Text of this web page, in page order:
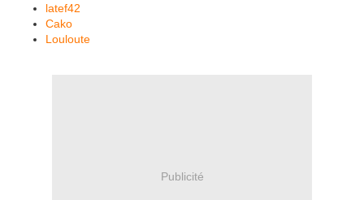
latef42
Cako
Louloute
Publicité